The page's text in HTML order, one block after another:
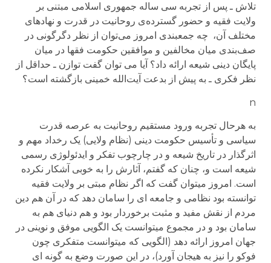
تلاش ـ پس از تجربه سی ساله جمهوری اسلامی مبتنی بر
ولايت فقيه و حضور گسترده‌ی روحانيت در قدرت و نهادهای
مختلف آن، چه جمعبندی امروز می‌توان از نظر دگرگونی در
صف‌بندی ميان مخالفين و موافقين حکومت فقها در ميان
پايگان دينی شيعه ارائه داد؟ آيا می توان گفت توازن ـ حداقل از
نظر فکری ـ به پيش از بدعت آيت‌الله خمينی بازگشته است؟
n
به هرحال تجربه ورود مستقیم روحانیت به عرصه قدرت
سیاسی و تأسیس حکومت دینی (نظام ولایی) یک رخداد مهم و
اثرگذار در تاریخ شیعه و در چارچوب تفکر و ایدئولوژی رسمی
شیعه است و، چنان که گفتم، آثارش را به خوبی آشکار نکرده
است. امروز می­توان گفت که اگر نظام مبتی بر ولایت فقیه
توانسته بود نظامی و جامعه ای را سامان دهد که در آن هم دین
مردم از نقش مفید و مثبت برخوردار بود و هم دنیای هم به
سامان بود و در مجموع می­توانست یک الگویی موفق و نوینی در
جهان امروز ارائه دهد (الگویی که می­توانست متفکری چون
فوکو را نیز به هیجان آورد)، در این صورت وضع به گونه ای